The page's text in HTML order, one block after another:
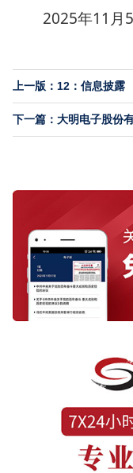
2025年11月
上一版：12：信息披露
下一篇：大明电子股份